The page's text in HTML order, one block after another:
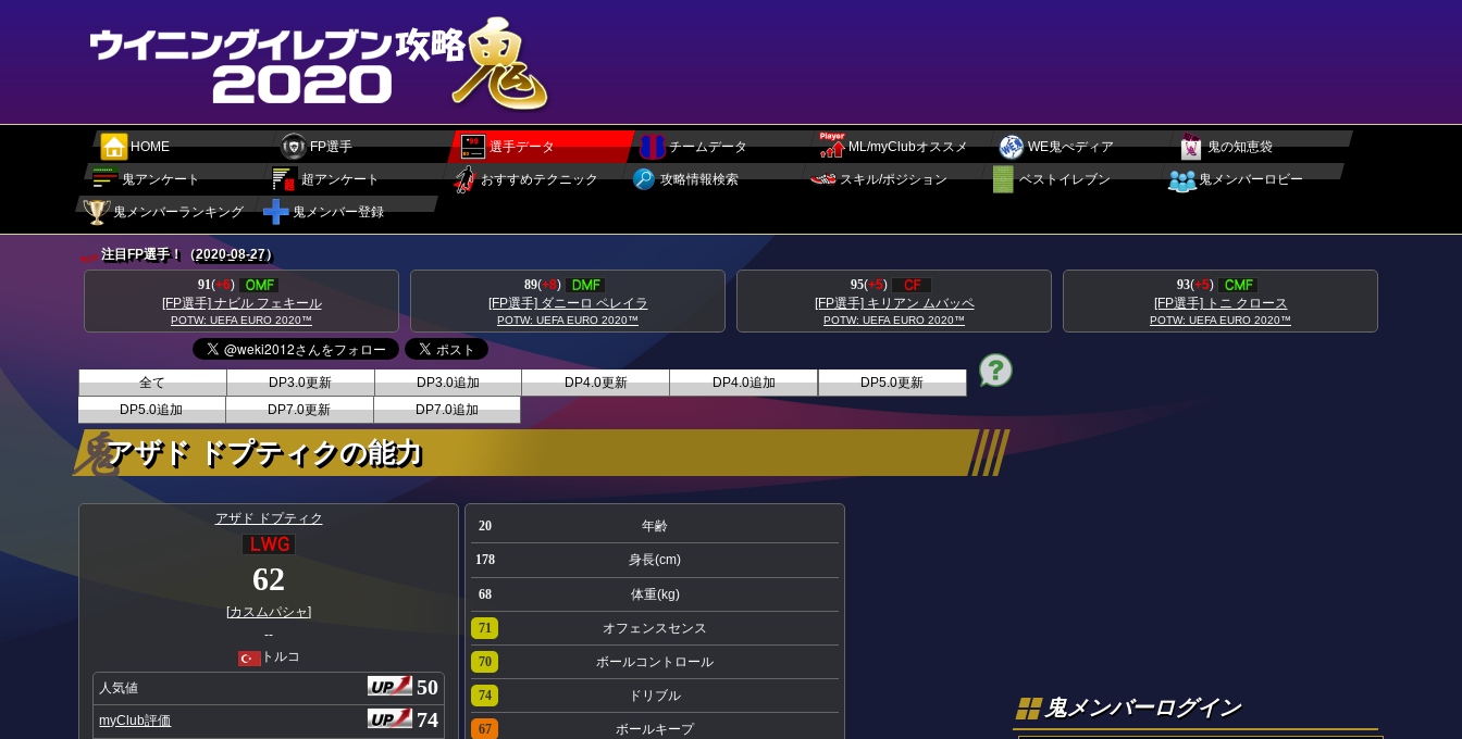
HOME FP選手 選手データ チームデータ ML/myClubオススメ WE鬼ぺディア 鬼の知恵袋
鬼アンケート 超アンケート おすすめテクニック 攻略情報検索 スキル/ポジション ベストイレブン 鬼メンバーロビー
鬼メンバーランキング 鬼メンバー登録
注目FP選手！（2020-08-27）
89(+8)
[FP選手] ダニーロ ペレイラ
POTW: UEFA EURO 2020™
95(+5)
[FP選手] キリアン ムバッペ
POTW: UEFA EURO 2020™
93(+5)
[FP選手] トニ クロース
POTW: UEFA EURO 2020™
95(+5)
[FP選手] アントワーヌ グリーズマン
POTW: UEFA EURO 2020™
全て DP3.0更新 DP3.0追加 DP4.0更新 DP4.0追加
DP5.0更新
DP5.0追加
DP7.0更新 DP7.0追加
アザド ドプティクの能力
アザド ドプティク
62
[カスムパシャ]
--
トルコ
人気値 50
myClub評価 74
20 年齢
178 身長(cm)
68 体重(kg)
71 オフェンスセンス
70 ボールコントロール
74 ドリブル
67 ボールキープ
鬼メンバーログイン